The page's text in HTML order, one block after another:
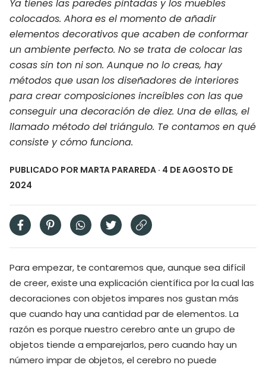
Ya tienes las paredes pintadas y los muebles
colocados. Ahora es el momento de añadir
elementos decorativos que acaben de conformar
un ambiente perfecto. No se trata de colocar las
cosas sin ton ni son. Aunque no lo creas, hay
métodos que usan los diseñadores de interiores
para crear composiciones increíbles con las que
conseguir una decoración de diez. Una de ellas, el
llamado método del triángulo. Te contamos en qué
consiste y cómo funciona.
PUBLICADO POR MARTA PARAREDA · 4 DE AGOSTO DE
2024
Para empezar, te contaremos que, aunque sea difícil
de creer, existe una explicación científica por la cual las
decoraciones con objetos impares nos gustan más
que cuando hay una cantidad par de elementos. La
razón es porque nuestro cerebro ante un grupo de
objetos tiende a emparejarlos, pero cuando hay un
número impar de objetos, el cerebro no puede